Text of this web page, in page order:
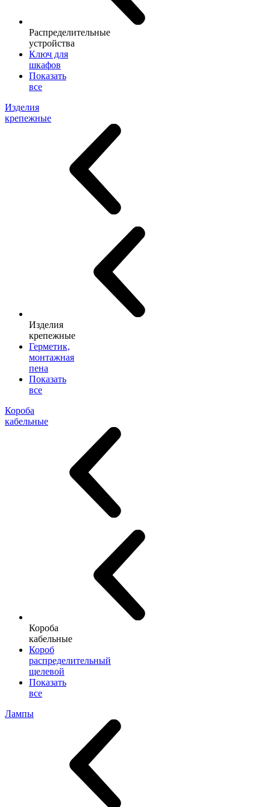
Распределительные
устройства
Ключ для
шкафов
Показать
все
Изделия
крепежные
Изделия
крепежные
Герметик,
монтажная
пена
Показать
все
Короба
кабельные
Короба
кабельные
Короб
распределительный
щелевой
Показать
все
Лампы